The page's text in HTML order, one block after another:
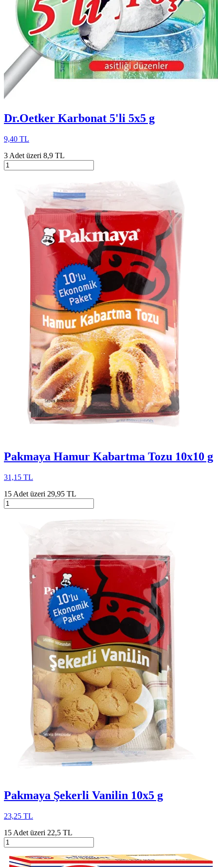
Dr.Oetker Karbonat 5'li 5x5 g
9,40 TL
3 Adet üzeri 8,9 TL
Pakmaya Hamur Kabartma Tozu 10x10 g
31,15 TL
15 Adet üzeri 29,95 TL
Pakmaya Şekerli Vanilin 10x5 g
23,25 TL
15 Adet üzeri 22,5 TL